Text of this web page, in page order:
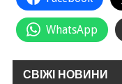
WhatsApp
СВІЖІ НОВИНИ